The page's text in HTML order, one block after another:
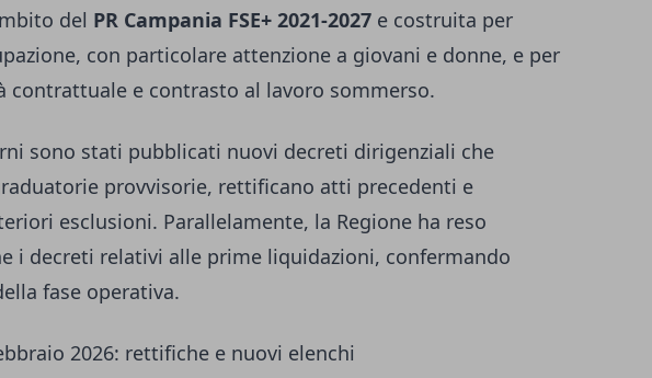
del PR Campania FSE+ 2021-2027 e costruita per
con particolare attenzione a giovani e donne, e per
contrattuale e contrasto al lavoro sommerso.
sono stati pubblicati nuovi decreti dirigenziali che
provvisorie, rettificano atti precedenti e
esclusioni. Parallelamente, la Regione ha reso
i decreti relativi alle prime liquidazioni, confermando
fase operativa.
2026: rettifiche e nuovi elenchi